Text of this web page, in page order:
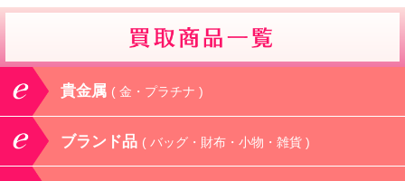
貴金属 ( 金・プラチナ )
ブランド品 ( バッグ・財布・小物・雑貨 )